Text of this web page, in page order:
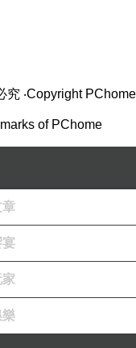
究 ‧Copyright PChome
of PChome
章
宴
樂